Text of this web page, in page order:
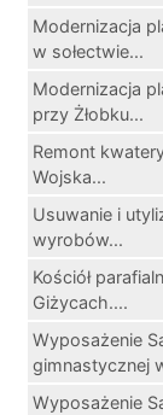
Modernizacja
w sołectwie...
Modernizacja
przy Żłobku...
Remont
Wojska...
Usuwanie i
wyrobów...
Kościół
Giżycach....
Wyposażenie
gimnastycznej
Wyposażenie